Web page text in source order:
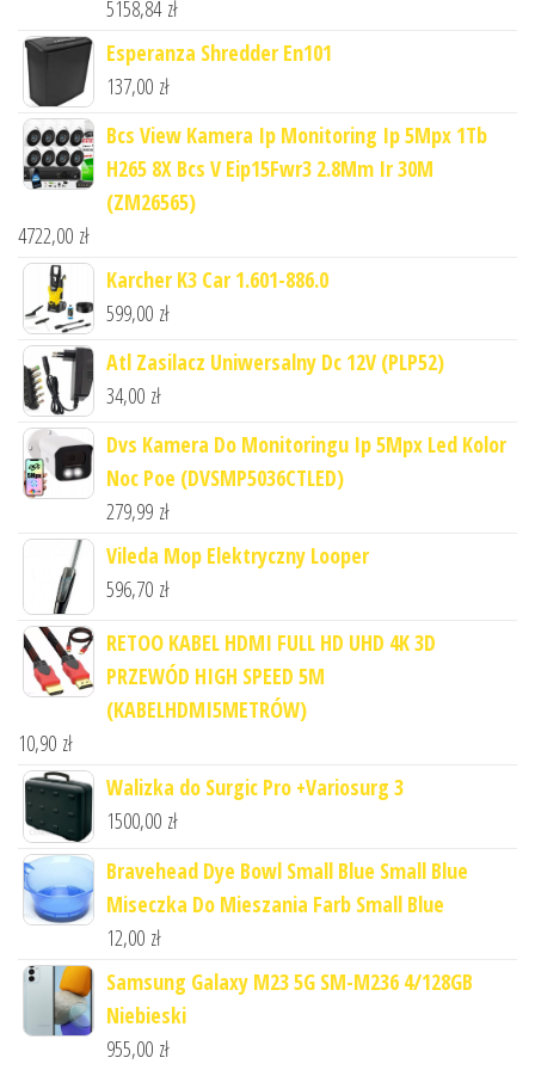
5158,84 zł
Esperanza Shredder En101
137,00 zł
Bcs View Kamera Ip Monitoring Ip 5Mpx 1Tb
H265 8X Bcs V Eip15Fwr3 2.8Mm Ir 30M
(ZM26565)
4722,00 zł
Karcher K3 Car 1.601-886.0
599,00 zł
Atl Zasilacz Uniwersalny Dc 12V (PLP52)
34,00 zł
Dvs Kamera Do Monitoringu Ip 5Mpx Led Kolor
Noc Poe (DVSMP5036CTLED)
279,99 zł
Vileda Mop Elektryczny Looper
596,70 zł
RETOO KABEL HDMI FULL HD UHD 4K 3D
PRZEWÓD HIGH SPEED 5M
(KABELHDMI5METRÓW)
10,90 zł
Walizka do Surgic Pro +Variosurg 3
1500,00 zł
Bravehead Dye Bowl Small Blue Small Blue
Miseczka Do Mieszania Farb Small Blue
12,00 zł
Samsung Galaxy M23 5G SM-M236 4/128GB
Niebieski
955,00 zł